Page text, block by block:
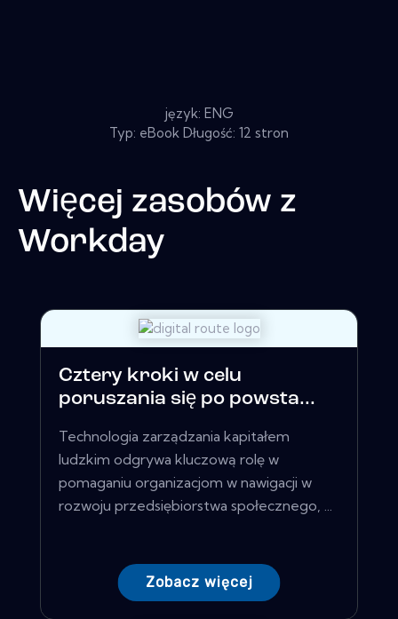
język: ENG
Typ: eBook Długość: 12 stron
Więcej zasobów z
Workday
Cztery kroki w celu
poruszania się po powsta...
Technologia zarządzania kapitałem
ludzkim odgrywa kluczową rolę w
pomaganiu organizacjom w nawigacji w
rozwoju przedsiębiorstwa społecznego, ...
Zobacz więcej